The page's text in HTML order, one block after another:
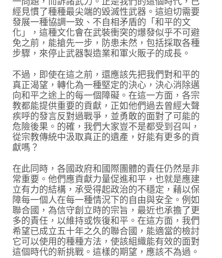
經見慣了種種最尖端的毀滅性武器。這迫切需要
發展一種協調一致、不自相矛盾的「和平的文
化」，這種文化會在武裝衝突的爆發似乎不可避
免之前，能搶先一步，防患未然，包括採取各種
步驟，來停止武器製造業和軍火販子的成長。
不過，即使在這之前，還應該先把我們對和平的
真正渴望，轉化為一種堅定的決心，決心消除邁
向和平之途上的每一個障礙。在這一方面，各宗
教都能提供重要的貢獻，正如他們過去曾經大聲
疾呼的發言反對過戰爭，並勇敢的面對了可能的
危險後果。的確，我們大家豈不是都受到召叫，
從宗教傳統中汲取真正的遺產，好能有更多的貢
獻嗎？
在此同時，各國政府和國際團體的責任仍然是非
常重要。他們應貢獻力量促進和平，也就是應建
立有力的結構，承受得起政治的不穩定，藉以保
障每一個人在每一種情況下的自由與安全。例如
聯合國，為信守創立時的宗旨，最近也承擔了更
多的責任，以維持或恢復和平。在這方面，我們
希望已成立五十年之久的聯合國，能適當的檢討
它可以使用的種種方法，使該組織能有效的面對
這個時代的新挑戰。這樣的期望，應該不為過。